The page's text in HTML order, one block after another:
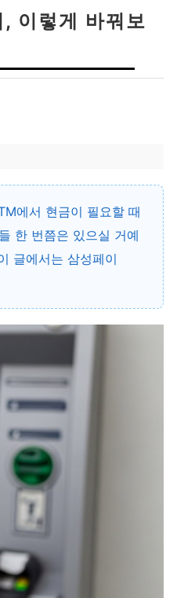
이렇게 바꿔보
에서 현금이 필요할 때
한 번쯤은 있으실 거예
글에서는 삼성페이